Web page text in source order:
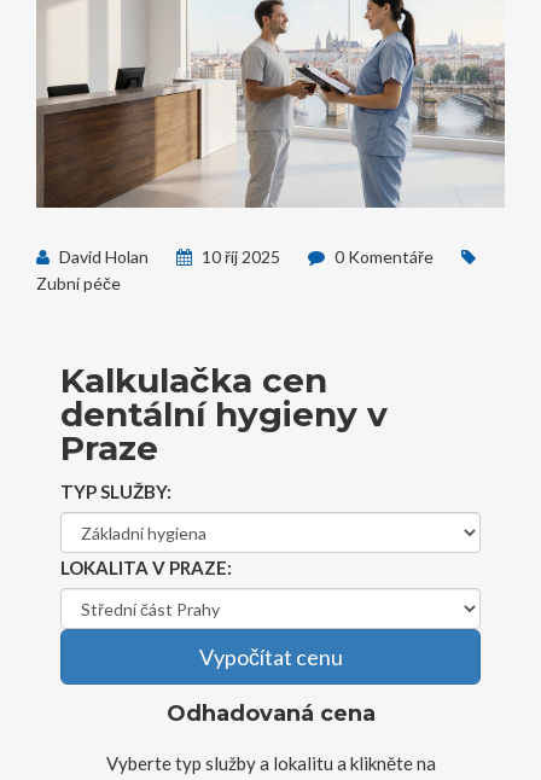
David Holan 10 říj 2025
0 Komentáře
Zubní péče
Kalkulačka cen
dentální hygieny v
Praze
TYP SLUŽBY:
LOKALITA V PRAZE:
Vypočítat cenu
Odhadovaná cena
Vyberte typ služby a lokalitu a klikněte na